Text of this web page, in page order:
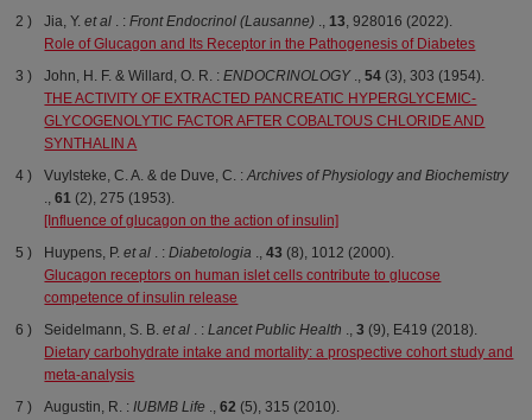
Jia, Y.et al . :Front Endocrinol (Lausanne) .,13, 928016 (2022).
Role of Glucagon and Its Receptor in the Pathogenesis of Diabetes
John, H. F. & Willard, O. R. :ENDOCRINOLOGY.,54 (3), 303 (1954).
THE ACTIVITY OF EXTRACTED PANCREATIC HYPERGLYCEMIC-
GLYCOGENOLYTIC FACTOR AFTER COBALTOUS CHLORIDE AND
SYNTHALIN A
Vuylsteke, C. A. & de Duve, C. :Archives of Physiology and Biochemistry
.,61 (2), 275 (1953).
[Influence of glucagon on the action of insulin]
Huypens, P.et al . :Diabetologia .,43 (8), 1012 (2000).
Glucagon receptors on human islet cells contribute to glucose
competence of insulin release
Seidelmann, S. B.et al . :Lancet Public Health .,3 (9), E419 (2018).
Dietary carbohydrate intake and mortality: a prospective cohort study and
meta-analysis
Augustin, R. :IUBMB Life .,62 (5), 315 (2010).